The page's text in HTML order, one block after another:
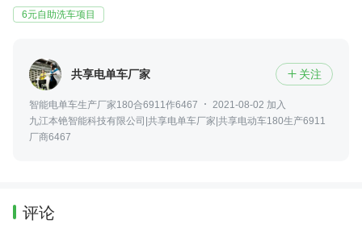
6元自助洗车项目
共享电单车厂家  关注
智能电单车生产厂家180合6911作6467
2021-08-02 加入
九江本铯智能科技有限公司|共享电单车厂家|共享电动车180生产6911
厂商6467
评论